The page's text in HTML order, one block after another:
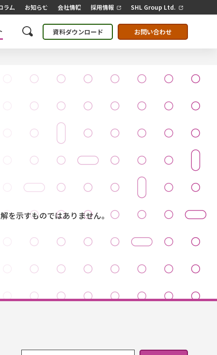
ラム お知らせ 会社情報 採用情報 SHL Group Ltd.
資料ダウンロード お問い合わせ
を示すものではありません。